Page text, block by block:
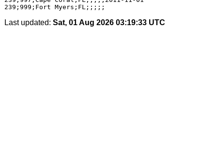
Last updated: Sat, 01 Aug 2026 03:19:33 UTC